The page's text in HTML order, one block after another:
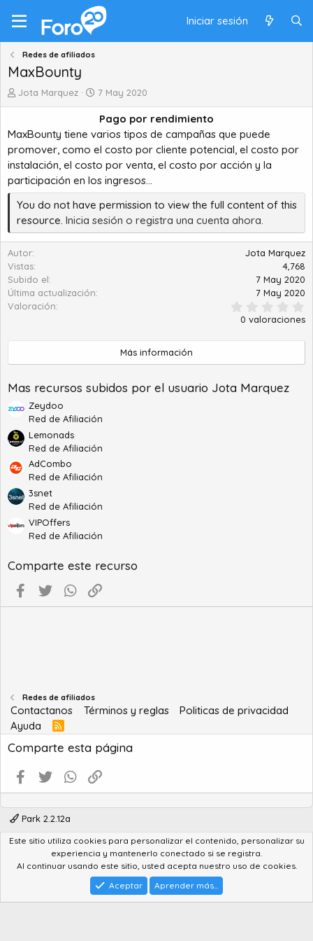
Iniciar sesión
Redes de afiliados
MaxBounty
A
u
o
r
Jota Marquez
C
r
e
a
t
o
n
a
t
7 May 2020
Pago por rendimiento
MaxBounty tiene varios tipos de campañas que puede
promover, como el costo por cliente potencial, el costo por
instalación, el costo por venta, el costo por acción y la
participación en los ingresos...
You do not have permission to view the full content of this
resource. Inicia sesión o registra una cuenta ahora.
Autor
Jota Marquez
Vistas
4,768
Subido el
7 May 2020
Última actualización
7 May 2020
Valoración
.
0
0 valoraciones
Más información
Mas recursos subidos por el usuario Jota Marquez
Zeydoo
Red de Afiliación
Lemonads
Red de Afiliación
AdCombo
Red de Afiliación
3snet
Red de Afiliación
VIPOffers
Red de Afiliación
Comparte este recurso
Facebook
Twitter WhatsApp
Redes de afiliados
Contactanos Términos y reglas
Politicas de privacidad
Ayuda
R
S
S
Comparte esta página
Facebook
Twitter WhatsApp
Park 2.2.12a
Community platform by XenForo® © 2010-2022 XenForo Ltd.
Advanced Forum Stats by AddonFlare - Premium XF2 Addons
Feedback SystembyXenCentral.com
StylesFactory.pl
Este sitio utiliza cookies para personalizar el contenido, personalizar su
experiencia y mantenerlo conectado si se registra.
Al continuar usando este sitio, usted acepta nuestro uso de cookies.
Aceptar
Aprender más...